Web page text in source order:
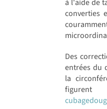
à l'aide de
converties
Des
entrées du
la